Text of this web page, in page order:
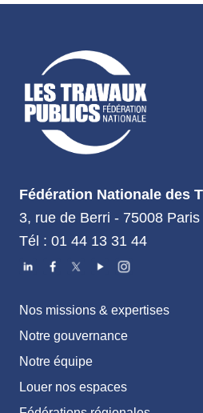
Fédération Nationale des
3, rue de Berri - 75008 Paris
Tél : 01 44 13 31 44
Nos missions & expertises
Notre gouvernance
Notre équipe
Louer nos espaces